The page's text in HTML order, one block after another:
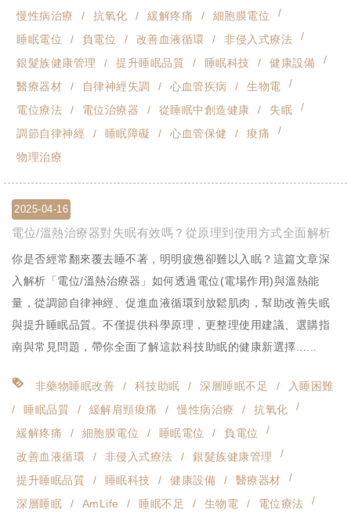
慢性病治療
抗氧化 緩解疼痛
細胞膜電位
睡眠電位
負電位 改善血液循環
非侵入式療法
銀髮族健康管理
提升睡眠品質 睡眠科技
健康設備
醫療器材
自律神經失調 心血管疾病
生物電
電位療法
電位治療器 從睡眠中創造健康
失眠
調節自律神經
睡眠障礙 心血管保健
痠痛
物理治療
2025-04-16
電位/溫熱治療器對失眠有效嗎？從原理到使用方式全面解析
你是否經常翻來覆去睡不著，明明疲憊卻難以入眠？這篇文章深
入解析「電位/溫熱治療器」如何透過電位(電場作用)與溫熱能
量，從調節自律神經、促進血液循環到放鬆肌肉，幫助改善失眠
與提升睡眠品質。不僅提供科學原理，更整理使用建議、選購指
南與常見問題，帶你全面了解這款科技助眠的健康新選擇......
非藥物睡眠改善 科技助眠 深層睡眠不足
入睡困難
睡眠品質
緩解肩頸痠痛 慢性病治療
抗氧化
緩解疼痛
細胞膜電位 睡眠電位
負電位
改善血液循環
非侵入式療法
銀髮族健康管理
提升睡眠品質
睡眠科技 健康設備
醫療器材
深層睡眠
AmLife 睡眠不足 生物電
電位療法